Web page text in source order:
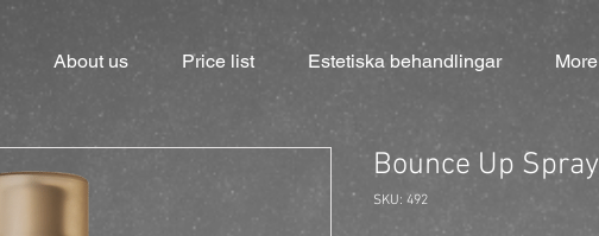
About us Price list Estetiska behandlingar More
Bounce Up Spray
SKU: 492